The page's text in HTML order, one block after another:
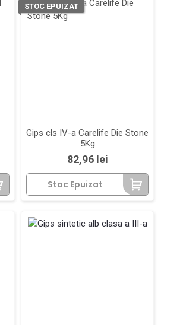
Gips cls IV-a Carelife Die Stone
5Kg
Pret
82,96 lei
Stoc Epuizat
STOC EPUIZAT